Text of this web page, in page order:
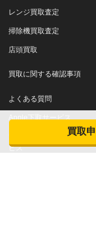
買取
レンジ買取査定
掃除機買取査定
店頭買取
買取に関する確認事項
よくある質問
Apple下取サービス
法人向けパソコン買取サー
ビス